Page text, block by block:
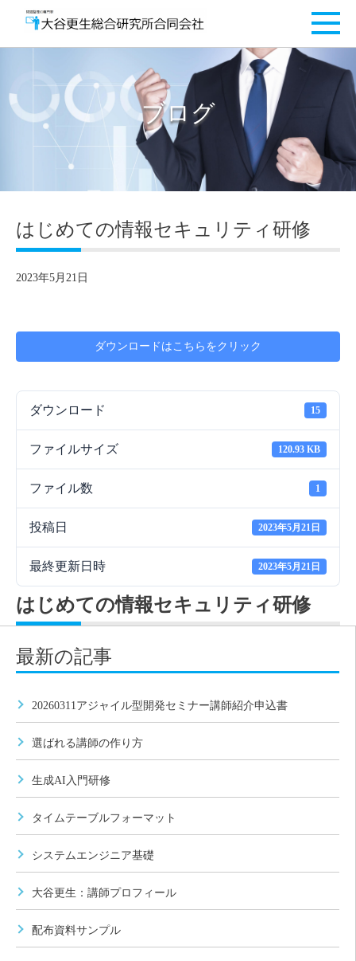
ブログ
最新の記事
20260311アジャイル型開発セミナー講師紹介申込書
選ばれる講師の作り方
生成AI入門研修
タイムテーブルフォーマット
システムエンジニア基礎
大谷更生：講師プロフィール
配布資料サンプル
はじめての情報セキュリティ研修
2023年5月21日
ダウンロードはこちらをクリック
ダウンロード 15
ファイルサイズ 120.93 KB
ファイル数 1
投稿日 2023年5月21日
最終更新日時 2023年5月21日
はじめての情報セキュリティ研修